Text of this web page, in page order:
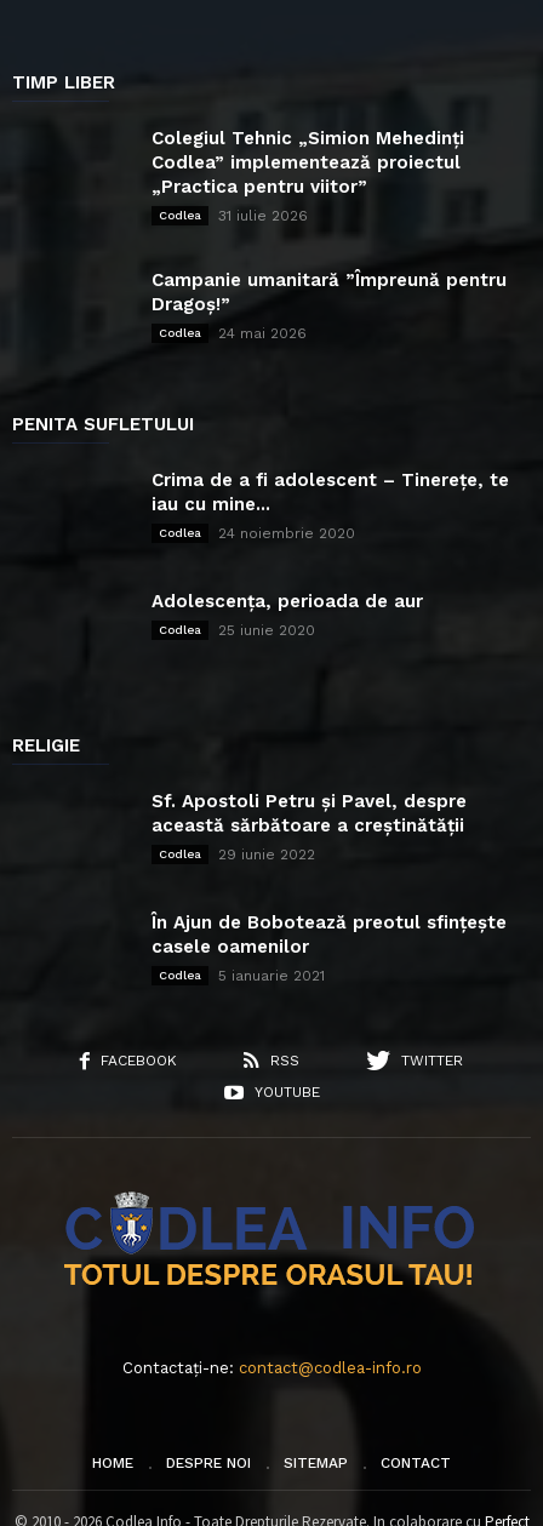
TIMP LIBER
Colegiul Tehnic „Simion Mehedinți
Codlea” implementează proiectul
„Practica pentru viitor”
Codlea 31 iulie 2026
Campanie umanitară ”Împreună pentru
Dragoș!”
Codlea 24 mai 2026
PENITA SUFLETULUI
Crima de a fi adolescent – Tinerețe, te
iau cu mine...
Codlea 24 noiembrie 2020
Adolescența, perioada de aur
Codlea 25 iunie 2020
RELIGIE
Sf. Apostoli Petru și Pavel, despre
această sărbătoare a creștinătății
Codlea 29 iunie 2022
În Ajun de Bobotează preotul sfințește
casele oamenilor
Codlea 5 ianuarie 2021
FACEBOOK RSS
TWITTER
YOUTUBE
Contactați-ne: contact@codlea-info.ro
HOME DESPRE NOI SITEMAP CONTACT
© 2010 - 2026 Codlea Info - Toate Drepturile Rezervate. In colaborare cu Perfect